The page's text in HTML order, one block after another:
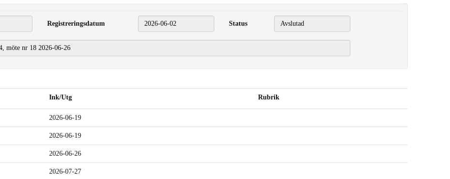
Registreringsdatum 2026-06-02 Status
Ink/Utg Rubrik
2026-06-19
2026-06-19
2026-06-26
2026-07-27